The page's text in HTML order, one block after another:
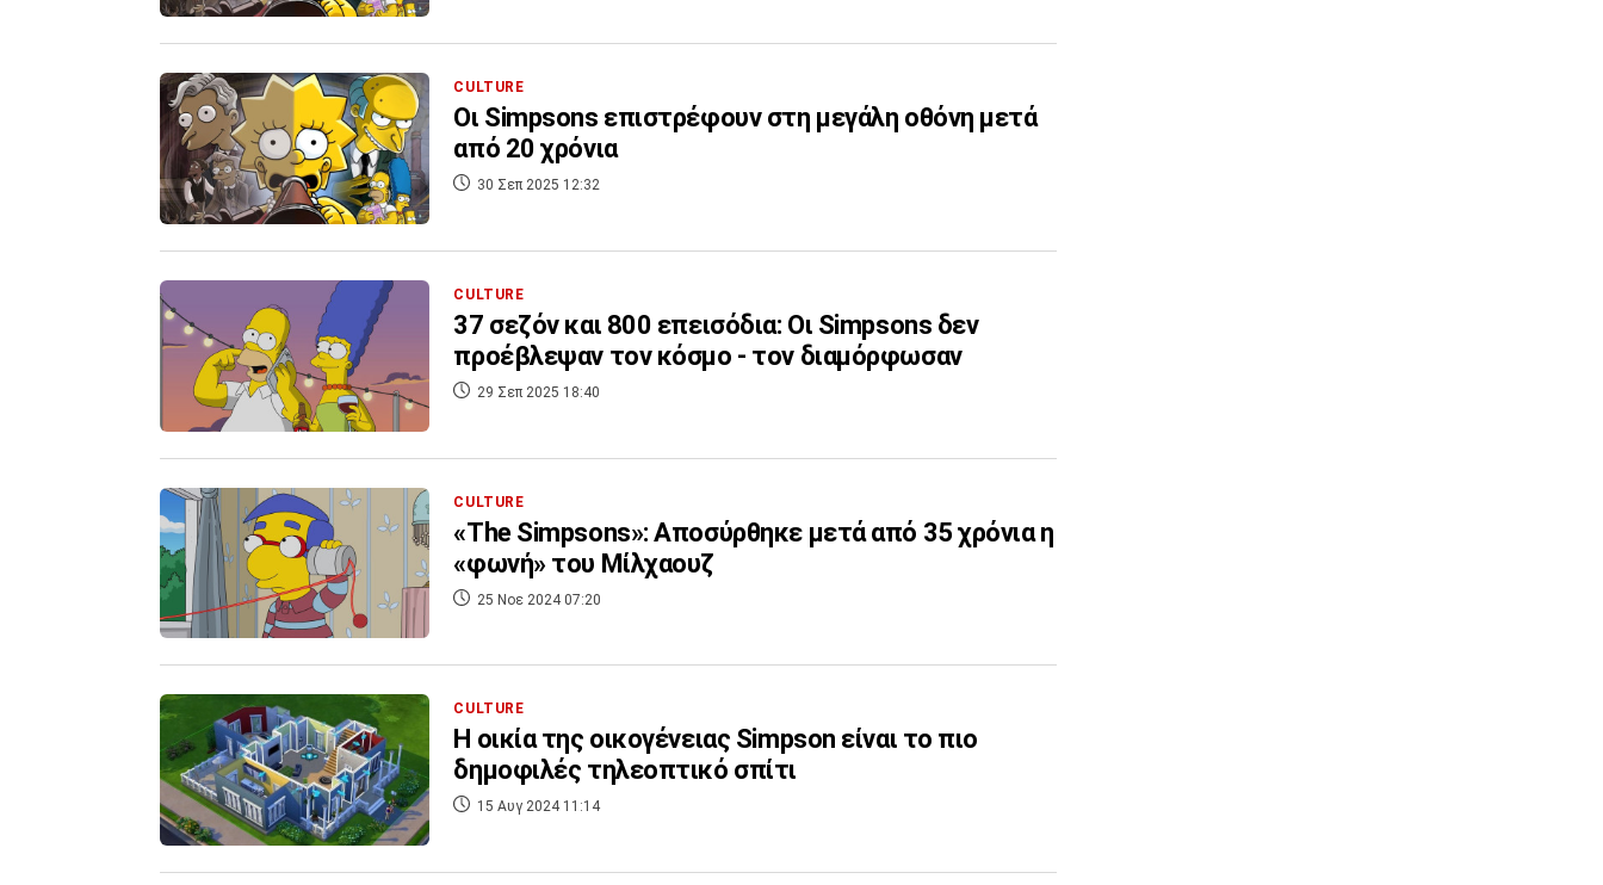
CULTURE
Οι Simpsons επιστρέφουν στη μεγάλη οθόνη μετά
από 20 χρόνια
30 Σεπ 2025 12:32
CULTURE
37 σεζόν και 800 επεισόδια: Οι Simpsons δεν
προέβλεψαν τον κόσμο - τον διαμόρφωσαν
29 Σεπ 2025 18:40
CULTURE
«The Simpsons»: Αποσύρθηκε μετά από 35 χρόνια η
«φωνή» του Μίλχαουζ
25 Νοε 2024 07:20
CULTURE
Η οικία της οικογένειας Simpson είναι το πιο
δημοφιλές τηλεοπτικό σπίτι
15 Αυγ 2024 11:14